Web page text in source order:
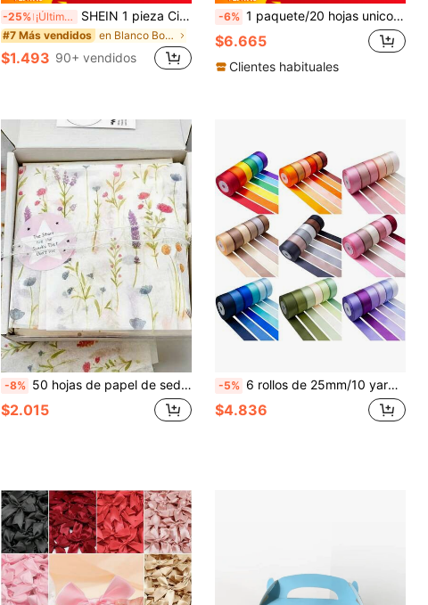
-25% ¡Últimos 3 días SHEIN 1 pieza Cinta de organza arrugada de 28*200cm/28*400cm para envolver regalos y arreglos florales, adecuada para cumpleaños, fiestas, bodas, decoración del hogar (sin borde de perlas falsas), Vuelta al colegio, Día de San Valentín
#7 Más vendidos en Blanco Bolsa de embalaje de regalo
$1.493 90+ vendidos
-6% 1 paquete/20 hojas unicolor impermeable Papel para envolver flores mate Película elegante floral ramo embalaje material
$6.665
Clientes habituales
-8% 50 hojas de papel de seda con estampado floral, adecuado para manualidades DIY, regalos de fiesta, envolver ramos, empaque de ropa y decoración de regalos de cumpleaños
$2.015
-5% 6 rollos de 25mm/10 yardas de cinta de satén decorativa de colores para fiestas, crea un estilo fresco + Tela de satén rosa brillante de alta densidad, adecuada para decoración de escenas frescas + arreglos florales + manualidades + decoración de embalaje de regalos
$4.836